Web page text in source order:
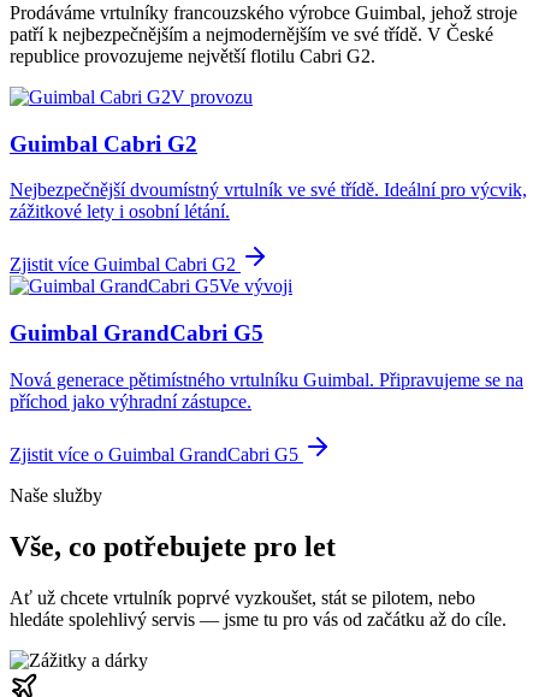
Prodáváme vrtulníky francouzského výrobce Guimbal, jehož stroje
patří k nejbezpečnějším a nejmodernějším ve své třídě. V České
republice provozujeme největší flotilu Cabri G2.
V provozu
Guimbal Cabri G2
Nejbezpečnější dvoumístný vrtulník ve své třídě. Ideální pro výcvik,
zážitkové lety i osobní létání.
Zjistit více Guimbal Cabri G2
Ve vývoji
Guimbal GrandCabri G5
Nová generace pětimístného vrtulníku Guimbal. Připravujeme se na
příchod jako výhradní zástupce.
Zjistit více o Guimbal GrandCabri G5
Naše služby
Vše, co potřebujete pro let
Ať už chcete vrtulník poprvé vyzkoušet, stát se pilotem, nebo
hledáte spolehlivý servis — jsme tu pro vás od začátku až do cíle.